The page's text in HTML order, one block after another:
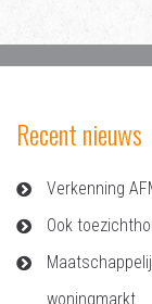
Recent nieuws
Verkenning
Ook
woningmarkt